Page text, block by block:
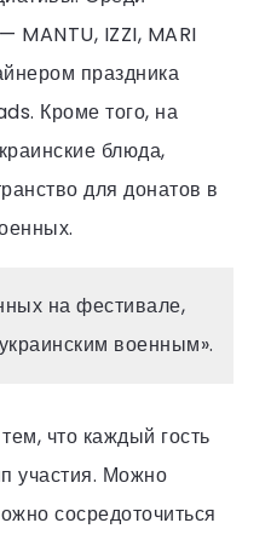
MANTU, IZZI, MARI
праздника
Кроме того, на
блюда,
для донатов в
на фестивале,
военным».
что каждый гость
участия. Можно
сосредоточиться